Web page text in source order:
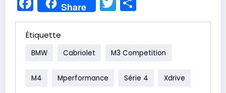
Share
Étiquette
BMW Cabriolet M3 Competition
M4 Mperformance Série 4 Xdrive